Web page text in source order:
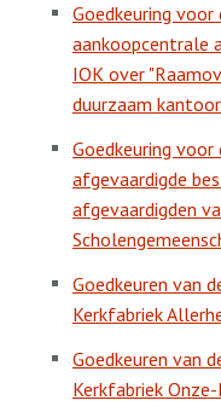
Goedkeuring
aankoopcentrale
IOK over
duurzaam
Goedkeuring
afgevaardigde
afgevaardigden
Goedkeuren van
Kerkfabriek
Goedkeuren van
Kerkfabriek